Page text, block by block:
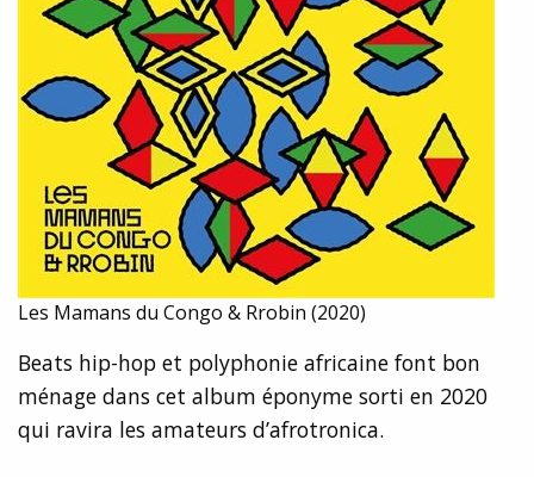
Les Mamans du Congo & Rrobin (2020)
Beats hip-hop et polyphonie africaine font bon
ménage dans cet album éponyme sorti en 2020
qui ravira les amateurs d’afrotronica.